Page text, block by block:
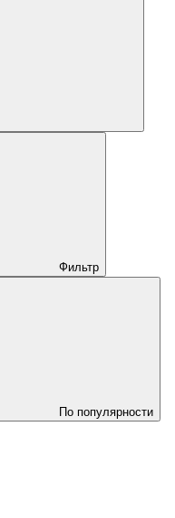
Фильтр
По популярности